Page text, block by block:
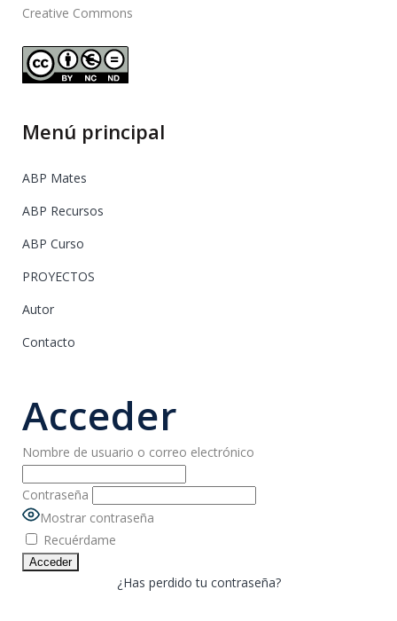
Creative Commons
Menú principal
ABP Mates
ABP Recursos
ABP Curso
PROYECTOS
Autor
Contacto
Acceder
Nombre de usuario o correo electrónico
Contraseña
Mostrar contraseña
Recuérdame
¿Has perdido tu contraseña?